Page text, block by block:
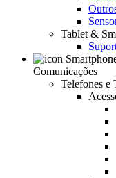
Tablet &
Comunicações
Telefones e